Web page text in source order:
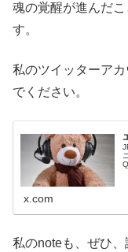
魂の覚醒が進んだ
す。
私のツイッターア
でください。
x.com
私のnoteも、ぜひ、